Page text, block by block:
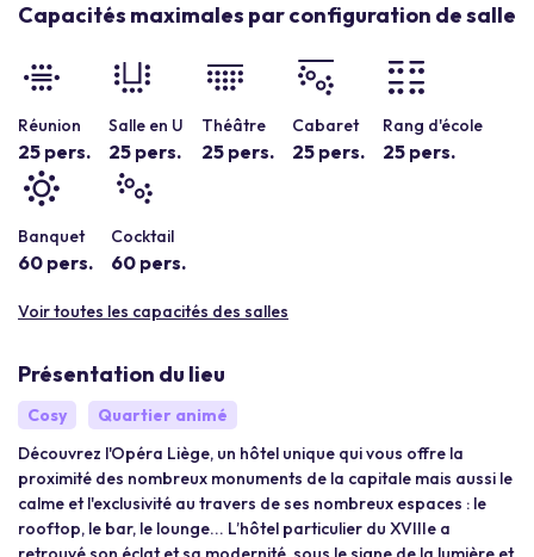
Capacités maximales par configuration de salle
Réunion
25 pers.
Salle en U
25 pers.
Théâtre
25 pers.
Cabaret
25 pers.
Rang d'école
25 pers.
Banquet
60 pers.
Cocktail
60 pers.
Voir toutes les capacités des salles
Présentation du lieu
Cosy
Quartier animé
Découvrez l'Opéra Liège, un hôtel unique qui vous offre la
proximité des nombreux monuments de la capitale mais aussi le
calme et l'exclusivité au travers de ses nombreux espaces : le
rooftop, le bar, le lounge... L’hôtel particulier du XVIIIe a